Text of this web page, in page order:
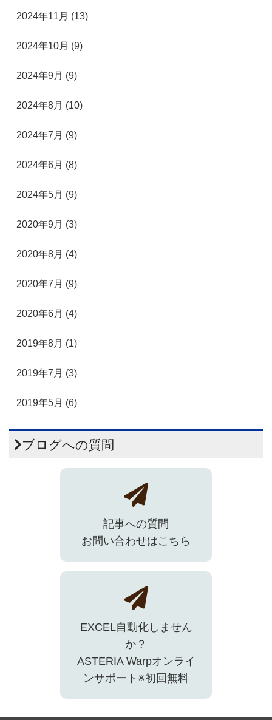
2024年11月 (13)
2024年10月 (9)
2024年9月 (9)
2024年8月 (10)
2024年7月 (9)
2024年6月 (8)
2024年5月 (9)
2020年9月 (3)
2020年8月 (4)
2020年7月 (9)
2020年6月 (4)
2019年8月 (1)
2019年7月 (3)
2019年5月 (6)
ブログへの質問
記事への質問
お問い合わせはこちら
EXCEL自動化しません
か？
ASTERIA Warpオンライ
ンサポート※初回無料